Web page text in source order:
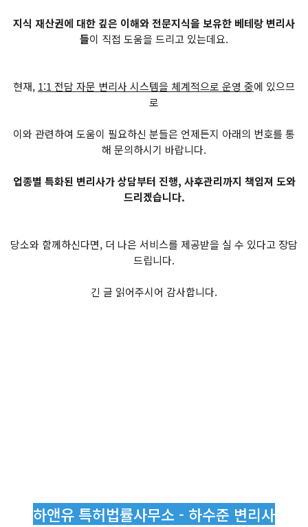
지식 재산권에 대한 깊은 이해와 전문지식을 보유한 베테랑 변리사
들이 직접 도움을 드리고 있는데요.
현재, 1:1 전담 자문 변리사 시스템을 체계적으로 운영 중에 있으므
로
이와 관련하여 도움이 필요하신 분들은 언제든지 아래의 번호를 통
해 문의하시기 바랍니다.
업종별 특화된 변리사가 상담부터 진행, 사후관리까지 책임져 도와
드리겠습니다.
당소와 함께하신다면, 더 나은 서비스를 제공받을 실 수 있다고 장담
드립니다.
긴 글 읽어주시어 감사합니다.
하앤유 특허법률사무소 - 하수준 변리사